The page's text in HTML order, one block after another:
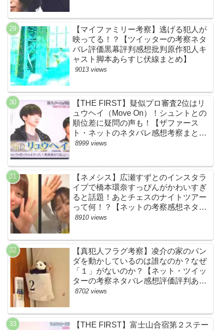
【マイファミリー考察】逃げる犯人が
映ってる！？【ツイッターの考察ネタ
バレ評価黒幕評判感想批判原作犯人キ
ャスト脚本あらすじ伏線まとめ】
9013 views
【THE FIRST】疑似プロ審査2位はリ
ュウヘイ（Move On）！シュントとの
順位差に疑問の声も！【ザファース
ト・ネットのネタバレ感想考察まと
め・スッキリ・BE:FIRST・ビーファ
8999 views
【ネメシス】広瀬すずとのインスタラ
イブで橋本環奈すっぴんがかわいすぎ
ると話題！あとチェスのナイトツアー
って何！？【ネットの考察感想ネタバ
レまとめ【第９話】
8910 views
【真犯人フラグ考察】凌介の家のパン
ダを動かしているのは誰なのか？なぜ
「１」がないのか？【ネット・ツイッ
ターの考察ネタバレ感想評価評判あら
すじ原作犯人キャスト黒幕伏線まと
8702 views
【THE FIRST】富士山合宿第２ステー